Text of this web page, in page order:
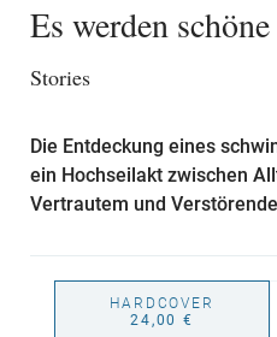
Es werden
Stories
Die Entdeckung eines
ein Hochseilakt zwischen
Vertrautem und
HARDCOVER
24,00 €